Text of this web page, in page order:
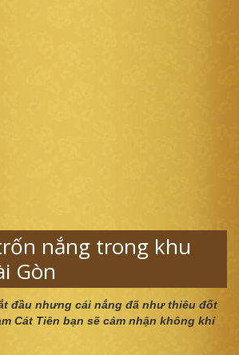
nắng trong khu
Gòn
đầu nhưng cái nắng đã như thiêu đốt
Cát Tiên bạn sẽ cảm nhận không khí